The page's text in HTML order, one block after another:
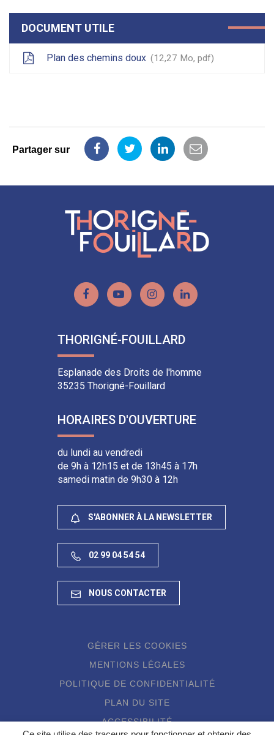
DOCUMENT UTILE
Plan des chemins doux 12,27 Mo, pdf
Partager sur
PartagerPartagerPartagerPartager
Lien
le
compte
Lien
la
chaîne
Lien
le
compte
Lien
THORIGNÉ-FOUILLARD
Esplanade des Droits de l'homme
35235 Thorigné-Fouillard
HORAIRES D'OUVERTURE
du lundi au vendredi
de 9h à 12h15 et de 13h45 à 17h
samedi matin de 9h30 à 12h
S'ABONNER À LA NEWSLETTER
02 99 04 54 54
NOUS CONTACTER
GÉRER LES COOKIES
MENTIONS LÉGALES
POLITIQUE DE CONFIDENTIALITÉ
PLAN DU SITE
ACCESSIBILITÉ